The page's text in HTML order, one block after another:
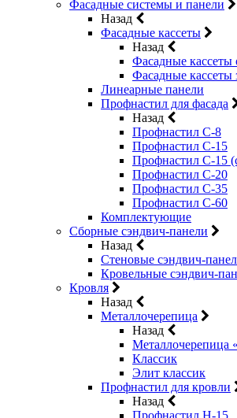
Фасадные системы и панели
Назад
Фасадные кассеты
Назад
Фасадные кассеты
Фасадные кассеты
Линеарные панели
Профнастил для фасада
Назад
Профнастил С-8
Профнастил С-15
Профнастил С-15
Профнастил С-20
Профнастил С-35
Профнастил С-60
Комплектующие
Сборные сэндвич-панели
Назад
Стеновые сэндвич-
Кровельные сэндвич-
Кровля
Назад
Металлочерепица
Назад
Металлочерепица
Классик
Элит классик
Профнастил для кровли
Назад
Профнастил Н-15